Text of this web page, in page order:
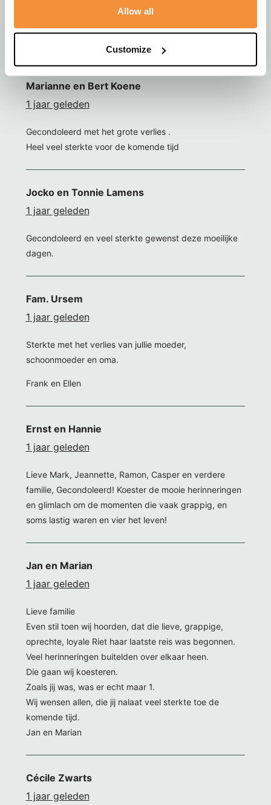
Allow all
Customize
schoonmoeder en oma.
Marianne en Bert Koene
1 jaar geleden
Gecondoleerd met het grote verlies .
Heel veel sterkte voor de komende tijd
Jocko en Tonnie Lamens
1 jaar geleden
Gecondoleerd en veel sterkte gewenst deze moeilijke
dagen.
Fam. Ursem
1 jaar geleden
Sterkte met het verlies van jullie moeder,
schoonmoeder en oma.
Frank en Ellen
Ernst en Hannie
1 jaar geleden
Lieve Mark, Jeannette, Ramon, Casper en verdere
familie, Gecondoleerd! Koester de mooie herinneringen
en glimlach om de momenten die vaak grappig, en
soms lastig waren en vier het leven!
Jan en Marian
1 jaar geleden
Lieve familie
Even stil toen wij hoorden, dat die lieve, grappige,
oprechte, loyale Riet haar laatste reis was begonnen.
Veel herinneringen buitelden over elkaar heen.
Die gaan wij koesteren.
Zoals jij was, was er echt maar 1.
Wij wensen allen, die jij nalaat veel sterkte toe de
komende tijd.
Jan en Marian
Cécile Zwarts
1 jaar geleden